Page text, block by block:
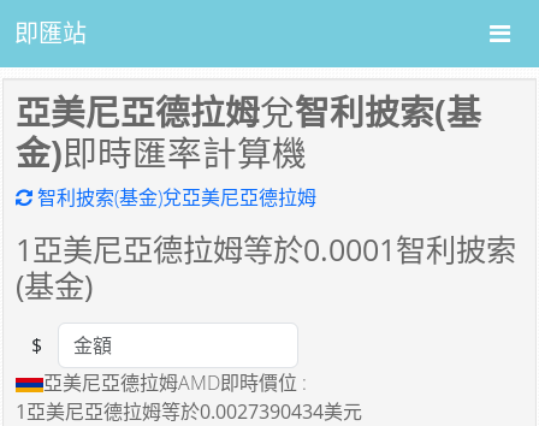
即匯站
亞美尼亞德拉姆兌智利披索(基
金)即時匯率計算機
智利披索(基金)兌亞美尼亞德拉姆
1亞美尼亞德拉姆等於0.0001智利披索
(基金)
Amount
$
亞美尼亞德拉姆AMD即時價位 :
1亞美尼亞德拉姆等於0.0027390434美元